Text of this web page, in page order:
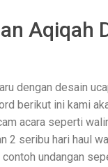
Aqiqah
dengan desain
berikut ini kami
acara seperti
2 seribu hari haul
undangan